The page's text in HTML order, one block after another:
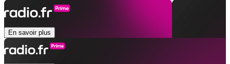
En savoir plus